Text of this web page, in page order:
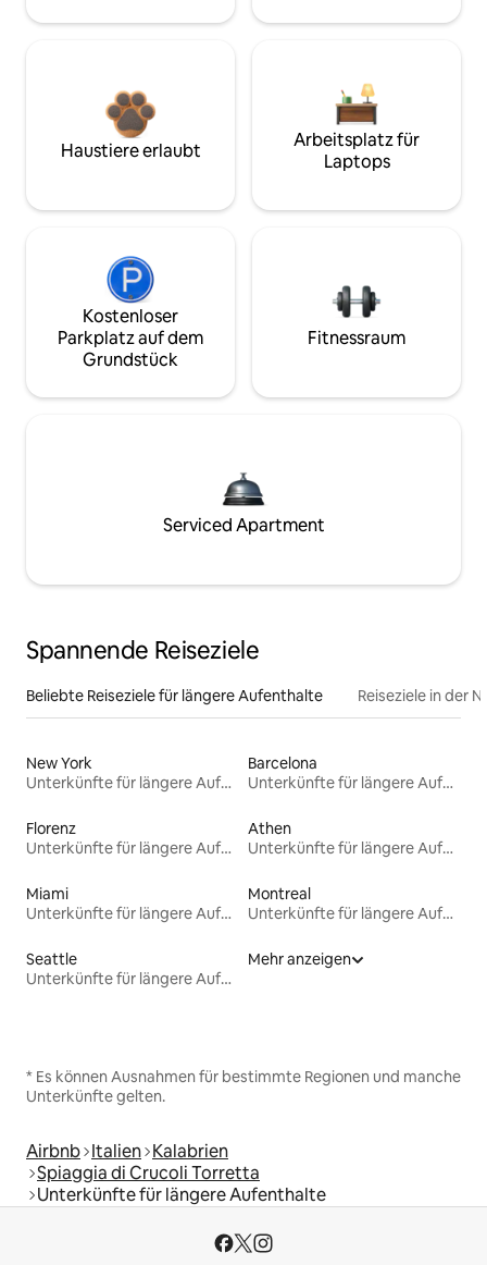
Haustiere erlaubt
Arbeitsplatz für
Laptops
Kostenloser
Parkplatz auf dem
Grundstück
Fitnessraum
Serviced Apartment
Spannende Reiseziele
Beliebte Reiseziele für längere Aufenthalte Reiseziele in der
New York
Unterkünfte für längere Aufenthalte
Barcelona
Unterkünfte für längere Aufenthalte
Florenz
Unterkünfte für längere Aufenthalte
Athen
Unterkünfte für längere Aufenthalte
Miami
Unterkünfte für längere Aufenthalte
Montreal
Unterkünfte für längere Aufenthalte
Seattle
Unterkünfte für längere Aufenthalte
Mehr anzeigen
* Es können Ausnahmen für bestimmte Regionen und manche
Unterkünfte gelten.
Airbnb Italien Kalabrien
Spiaggia di Crucoli Torretta
Unterkünfte für längere Aufenthalte